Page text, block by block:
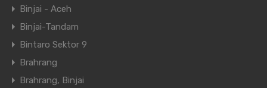
Binjai - Aceh
Binjai-Tandam
Bintaro Sektor 9
Brahrang
Brahrang, Binjai